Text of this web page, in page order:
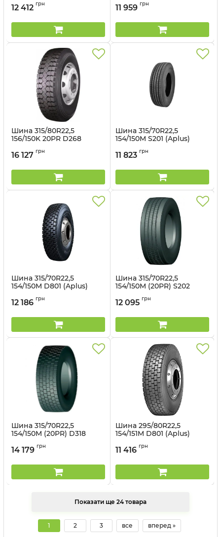
12 412 грн 11 959 грн
Шина 315/80R22,5
156/150K 20PR D268
Артикул: 1498946554
16 127 грн
Шина 315/70R22,5
154/150M S201 (Aplus)
11 823 грн
Шина 315/70R22,5
154/150M D801 (Aplus)
12 186 грн
Шина 315/70R22,5
154/150M (20PR) S202
Артикул: 14981265310
12 095 грн
Шина 315/70R22,5
154/150M (20PR) D318
Артикул: 14981265312
14 179 грн
Шина 295/80R22,5
154/151M D801 (Aplus)
11 416 грн
Показати ще 24 товара
1 2 3 все вперед »